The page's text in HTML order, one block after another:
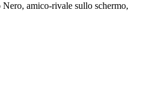
amico-rivale sullo schermo,